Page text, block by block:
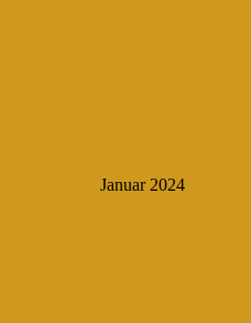
Januar 2024